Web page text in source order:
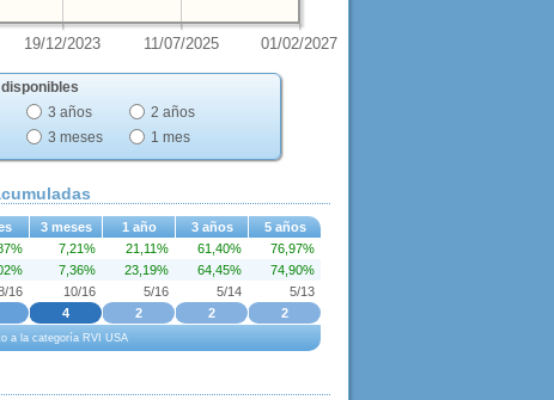
19/12/2023 11/07/2025 01/02/2027
3 años
2 años
3 meses 1 mes
3 meses 1 año 3 años 5 años
a la categoría RVI USA
7,21% 21,11% 61,40%
76,97%
7,36% 23,19% 64,45%
74,90%
16 10/16 5/16 5/14
5/13
4 2 2 2